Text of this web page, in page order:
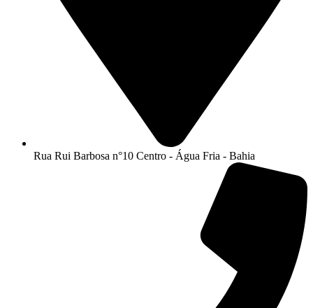
Rua Rui Barbosa n°10 Centro - Água Fria - Bahia